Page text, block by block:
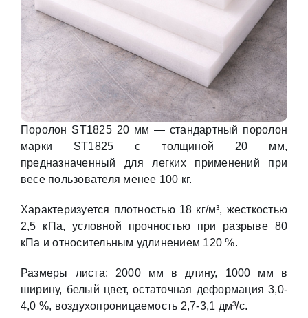
Поролон ST1825 20 мм — стандартный поролон
марки ST1825 с толщиной 20 мм,
предназначенный для легких применений при
весе пользователя менее 100 кг.
Характеризуется плотностью 18 кг/м³, жесткостью
2,5 кПа, условной прочностью при разрыве 80
кПа и относительным удлинением 120 %.
Размеры листа: 2000 мм в длину, 1000 мм в
ширину, белый цвет, остаточная деформация 3,0-
4,0 %, воздухопроницаемость 2,7-3,1 дм³/с.